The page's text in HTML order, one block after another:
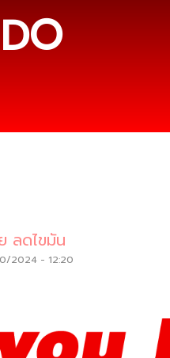
ไปยัง
เนื้อหา
ลดไขมัน
2024 - 12:20